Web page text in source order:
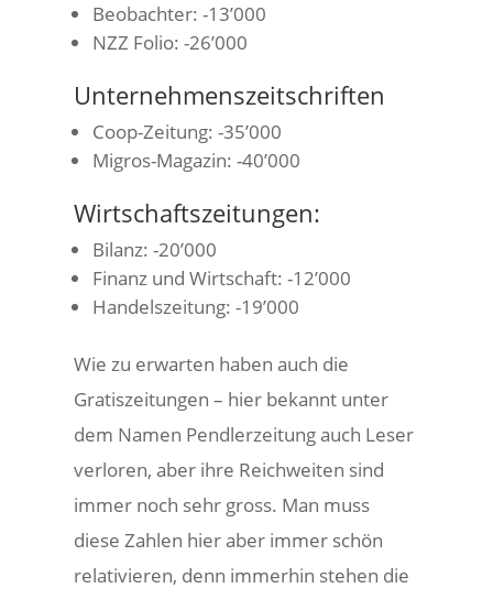
Beobachter: -13’000
NZZ Folio: -26’000
Unternehmenszeitschriften
Coop-Zeitung: -35’000
Migros-Magazin: -40’000
Wirtschaftszeitungen:
Bilanz: -20’000
Finanz und Wirtschaft: -12’000
Handelszeitung: -19’000
Wie zu erwarten haben auch die
Gratiszeitungen – hier bekannt unter
dem Namen Pendlerzeitung auch Leser
verloren, aber ihre Reichweiten sind
immer noch sehr gross. Man muss
diese Zahlen hier aber immer schön
relativieren, denn immerhin stehen die